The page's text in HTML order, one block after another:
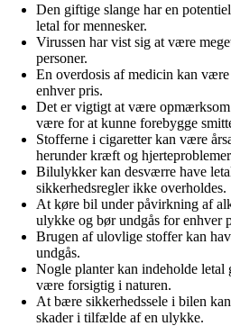
Den giftige slange har en
letal for mennesker.
Virussen har vist sig at være
personer.
En overdosis af medicin kan
enhver pris.
Det er vigtigt at være
være for at kunne forebygge
Stofferne i cigaretter kan være
herunder kræft og
Bilulykker kan desværre have
sikkerhedsregler ikke overholdes.
At køre bil under påvirkning af
ulykke og bør undgås for enhver
Brugen af ulovlige stoffer kan
undgås.
Nogle planter kan indeholde letal
være forsigtig i naturen.
At bære sikkerhedssele i bilen
skader i tilfælde af en ulykke.